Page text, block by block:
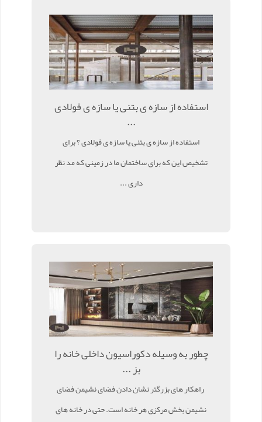
استفاده از سازه ی بتنی یا سازه ی فولادی
...
استفاده از سازه ی بتنی یا سازه ی فولادی ؟ برای
تشخیص این که برای ساختمان ما در زمینی که مد نظر
داری ...
چطور به وسیله دکوراسیون داخلی خانه را
بز ...
راهکار های بزرگتر نشان دادن فضای نشیمن فضای
نشیمن بخش مرکزی هر خانه است. حتی در خانه های